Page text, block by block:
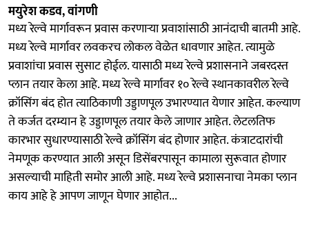
मयुरेश कडव, वांगणी
मध्य रेल्वे मार्गावरून प्रवास करणाऱ्या प्रवाशांसाठी आनंदाची बातमी आहे.
मध्य रेल्वे मार्गावर लवकरच लोकल वेळेत धावणार आहेत. त्यामुळे
प्रवाशांचा प्रवास सुसाट होईल. यासाठी मध्य रेल्वे प्रशासनाने जबरदस्त
प्लान तयार केला आहे. मध्य रेल्वे मार्गावर १० रेल्वे स्थानकावरील रेल्वे
क्रॉसिंग बंद होत त्याठिकाणी उड्डाणपूल उभारण्यात येणार आहेत. कल्याण
ते कर्जत दरम्यान हे उड्डाणपूल तयार केले जाणार आहेत. लेटलतिफ
कारभार सुधारण्यासाठी रेल्वे क्रॉसिंग बंद होणार आहेत. कंत्राटदारांची
नेमणूक करण्यात आली असून डिसेंबरपासून कामाला सुरूवात होणार
असल्याची माहिती समोर आली आहे. मध्य रेल्वे प्रशासनाचा नेमका प्लान
काय आहे हे आपण जाणून घेणार आहोत...